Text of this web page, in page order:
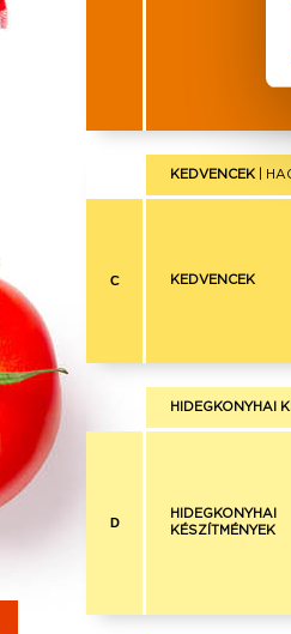
KEDVENCEK |
C KEDVENCEK
HIDEGKONYHAI
D
HIDEGKONYHAI
KÉSZÍTMÉNYEK